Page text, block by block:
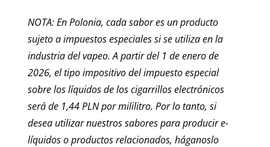
NOTA: En Polonia, cada sabor es un producto
sujeto a impuestos especiales si se utiliza en la
industria del vapeo. A partir del 1 de enero de
2026, el tipo impositivo del impuesto especial
sobre los líquidos de los cigarrillos electrónicos
será de 1,44 PLN por mililitro. Por lo tanto, si
desea utilizar nuestros sabores para producir e-
líquidos o productos relacionados, háganoslo